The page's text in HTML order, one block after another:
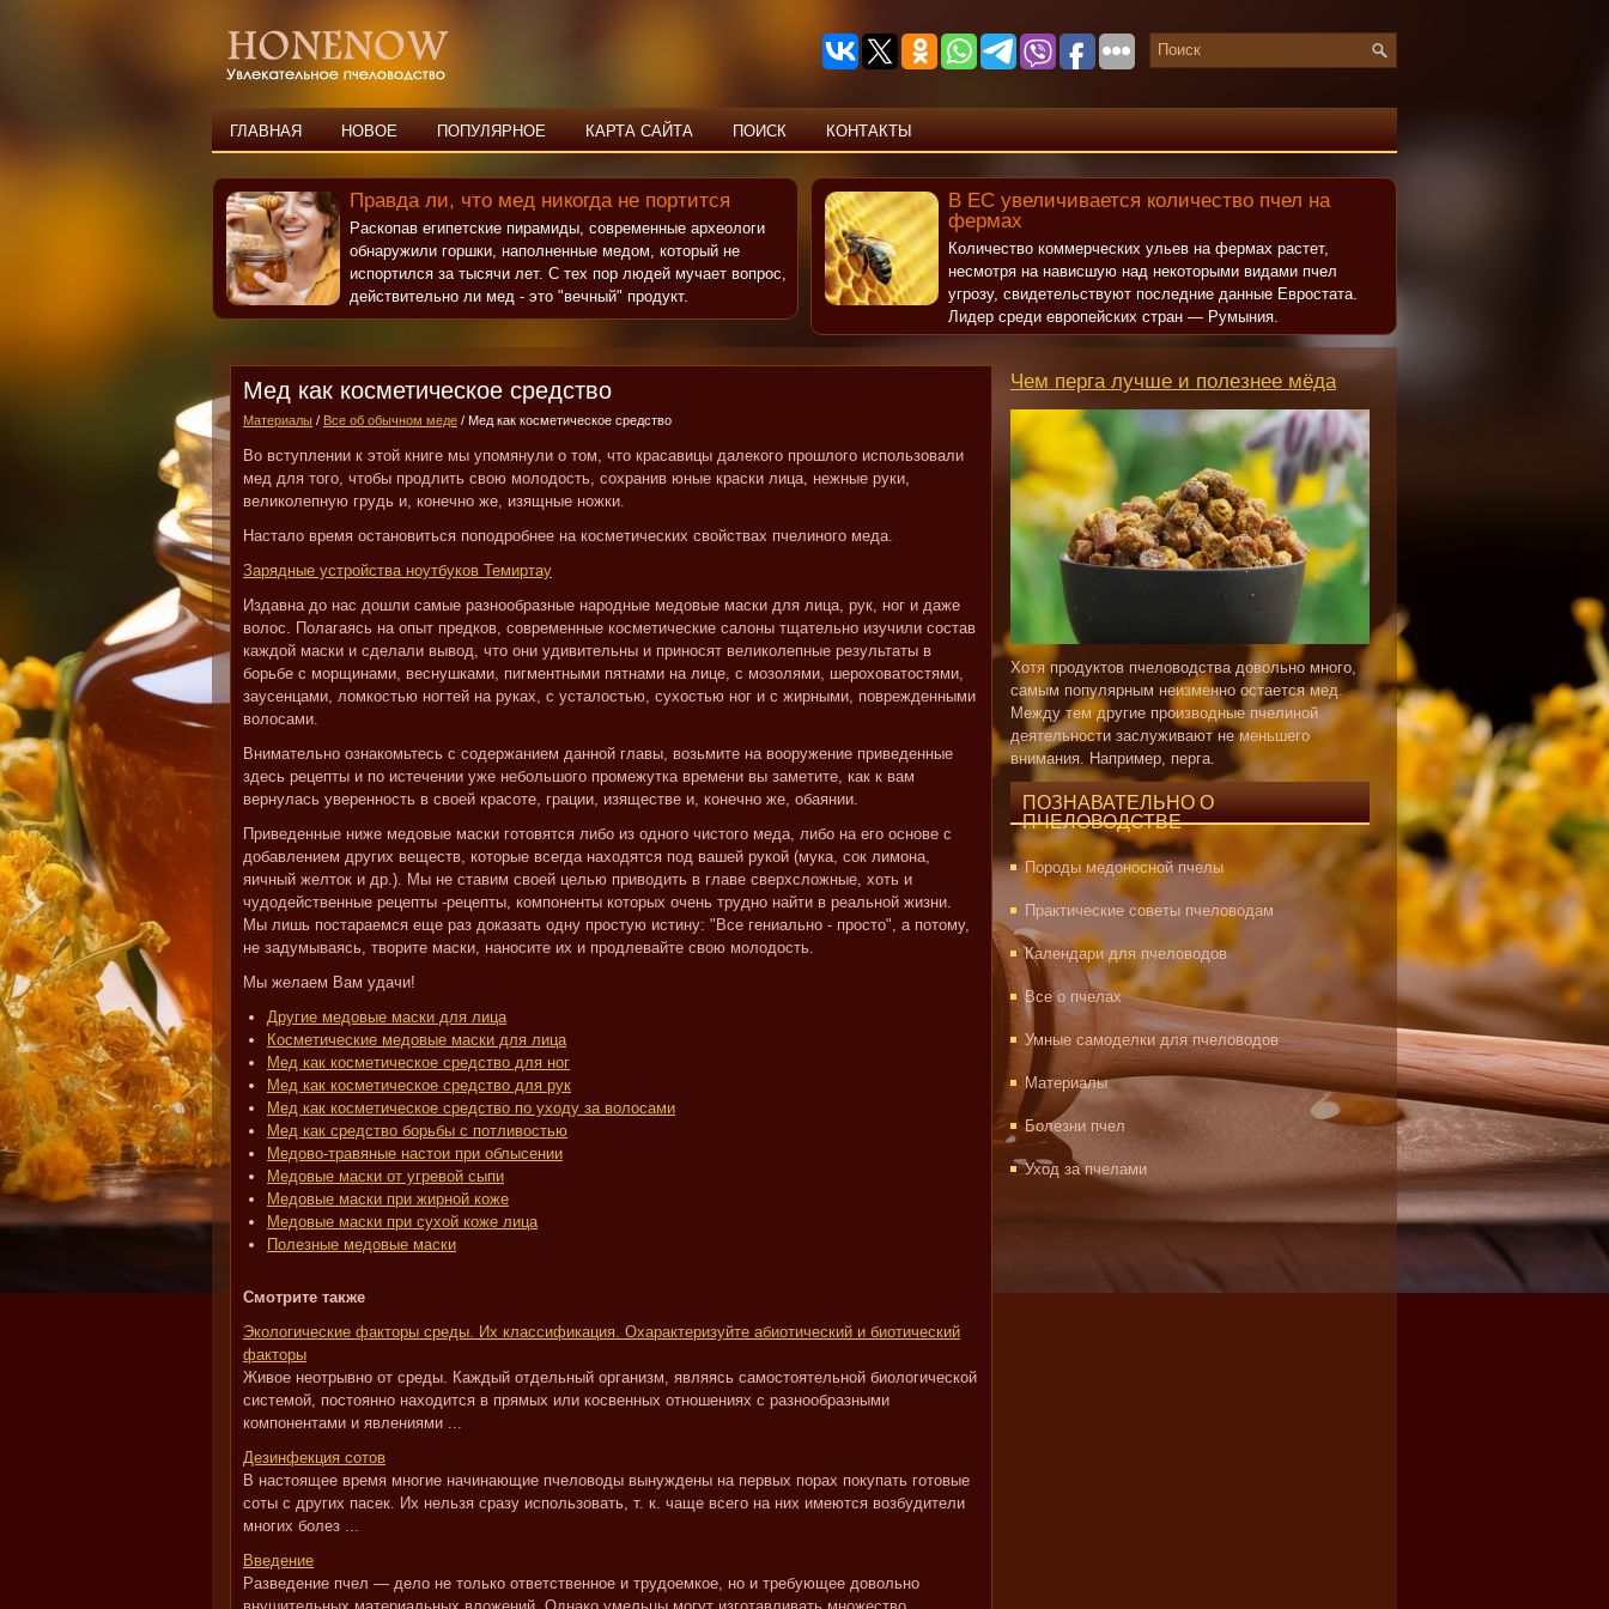
ГЛАВНАЯ НОВОЕ ПОПУЛЯРНОЕ КАРТА САЙТА ПОИСК КОНТАКТЫ
Правда ли, что мед никогда не портится
Раскопав египетские пирамиды, современные археологи
обнаружили горшки, наполненные медом, который не
испортился за тысячи лет. С тех пор людей мучает вопрос,
действительно ли мед - это "вечный" продукт.
В ЕС увеличивается количество пчел на
фермах
Количество коммерческих ульев на фермах растет,
несмотря на нависшую над некоторыми видами пчел
угрозу, свидетельствуют последние данные Евростата.
Лидер среди европейских стран — Румыния.
Мед как косметическое средство
Материалы / Все об обычном меде / Мед как косметическое средство
Во вступлении к этой книге мы упомянули о том, что красавицы далекого прошлого использовали
мед для того, чтобы продлить свою молодость, сохранив юные краски лица, нежные руки,
великолепную грудь и, конечно же, изящные ножки.
Настало время остановиться поподробнее на косметических свойствах пчелиного меда.
Зарядные устройства ноутбуков Темиртау
Издавна до нас дошли самые разнообразные народные медовые маски для лица, рук, ног и даже
волос. Полагаясь на опыт предков, современные косметические салоны тщательно изучили состав
каждой маски и сделали вывод, что они удивительны и приносят великолепные результаты в
борьбе с морщинами, веснушками, пигментными пятнами на лице, с мозолями, шероховатостями,
заусенцами, ломкостью ногтей на руках, с усталостью, сухостью ног и с жирными, поврежденными
волосами.
Внимательно ознакомьтесь с содержанием данной главы, возьмите на вооружение приведенные
здесь рецепты и по истечении уже небольшого промежутка времени вы заметите, как к вам
вернулась уверенность в своей красоте, грации, изяществе и, конечно же, обаянии.
Приведенные ниже медовые маски готовятся либо из одного чистого меда, либо на его основе с
добавлением других веществ, которые всегда находятся под вашей рукой (мука, сок лимона,
яичный желток и др.). Мы не ставим своей целью приводить в главе сверхсложные, хоть и
чудодейственные рецепты -рецепты, компоненты которых очень трудно найти в реальной жизни.
Мы лишь постараемся еще раз доказать одну простую истину: "Все гениально - просто", а потому,
не задумываясь, творите маски, наносите их и продлевайте свою молодость.
Мы желаем Вам удачи!
Другие медовые маски для лица
Косметические медовые маски для лица
Мед как косметическое средство для ног
Мед как косметическое средство для рук
Мед как косметическое средство по уходу за волосами
Мед как средство борьбы с потливостью
Медово-травяные настои при облысении
Медовые маски от угревой сыпи
Медовые маски при жирной коже
Медовые маски при сухой коже лица
Полезные медовые маски
Смотрите также
Экологические факторы среды. Их классификация. Охарактеризуйте абиотический и биотический
факторы
Живое неотрывно от среды. Каждый отдельный организм, являясь самостоятельной биологической
системой, постоянно находится в прямых или косвенных отношениях с разнообразными
компонентами и явлениями ...
Дезинфекция сотов
В настоящее время многие начинающие пчеловоды вынуждены на первых порах покупать готовые
соты с других пасек. Их нельзя сразу использовать, т. к. чаще всего на них имеются возбудители
многих болез ...
Введение
Разведение пчел — дело не только ответственное и трудоемкое, но и требующее довольно
Чем перга лучше и полезнее мёда
Хотя продуктов пчеловодства довольно много,
самым популярным неизменно остается мед.
Между тем другие производные пчелиной
деятельности заслуживают не меньшего
внимания. Например, перга.
ПОЗНАВАТЕЛЬНО О
ПЧЕЛОВОДСТВЕ
Породы медоносной пчелы
Практические советы пчеловодам
Календари для пчеловодов
Все о пчелах
Умные самоделки для пчеловодов
Материалы
Болезни пчел
Уход за пчелами